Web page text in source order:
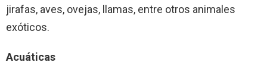
jirafas, aves, ovejas, llamas, entre otros animales
exóticos.
Acuáticas